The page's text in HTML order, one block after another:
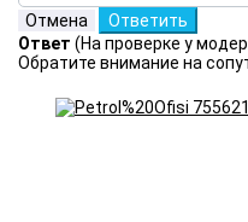
Ответ (На проверке у
Обратите внимание на